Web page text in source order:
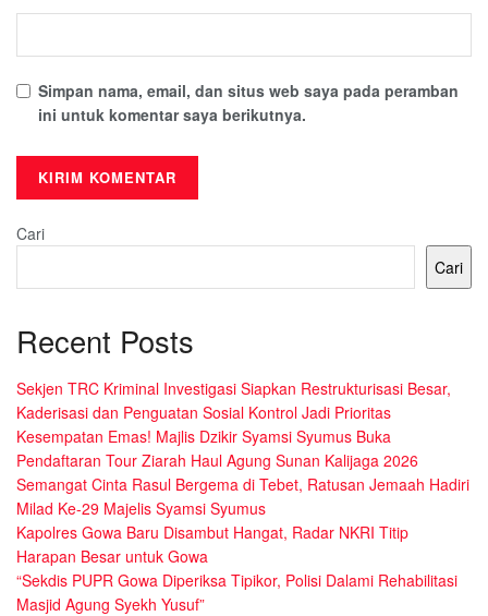
Simpan nama, email, dan situs web saya pada peramban
ini untuk komentar saya berikutnya.
Cari
Cari
Recent Posts
Sekjen TRC Kriminal Investigasi Siapkan Restrukturisasi Besar,
Kaderisasi dan Penguatan Sosial Kontrol Jadi Prioritas
Kesempatan Emas! Majlis Dzikir Syamsi Syumus Buka
Pendaftaran Tour Ziarah Haul Agung Sunan Kalijaga 2026
Semangat Cinta Rasul Bergema di Tebet, Ratusan Jemaah Hadiri
Milad Ke-29 Majelis Syamsi Syumus
Kapolres Gowa Baru Disambut Hangat, Radar NKRI Titip
Harapan Besar untuk Gowa
“Sekdis PUPR Gowa Diperiksa Tipikor, Polisi Dalami Rehabilitasi
Masjid Agung Syekh Yusuf”